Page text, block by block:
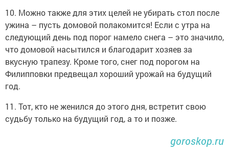
10. Можно также для этих целей не убирать стол после
ужина – пусть домовой полакомится! Если с утра на
следующий день под порог намело снега – это значило,
что домовой насытился и благодарит хозяев за
вкусную трапезу. Кроме того, снег под порогом на
Филипповки предвещал хороший урожай на будущий
год.
11. Тот, кто не женился до этого дня, встретит свою
судьбу только на будущий год, а то и позже.
goroskop.ru